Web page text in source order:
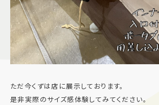
ただ今くずは店に展示しております。
是非実際のサイズ感体験してみてください。